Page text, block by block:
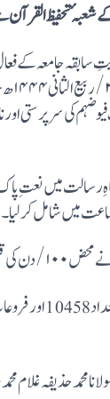
سے۲۷۵/ خوش نصیب طلبا نے حفظِ قرآن
کی سرپرستی
میں شامل کر لیا۔
مثال قائم کی۔
حذیفہ غلام